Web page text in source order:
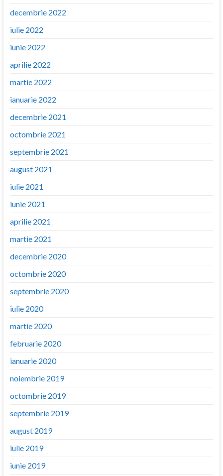
decembrie 2022
iulie 2022
iunie 2022
aprilie 2022
martie 2022
ianuarie 2022
decembrie 2021
octombrie 2021
septembrie 2021
august 2021
iulie 2021
iunie 2021
aprilie 2021
martie 2021
decembrie 2020
octombrie 2020
septembrie 2020
iulie 2020
martie 2020
februarie 2020
ianuarie 2020
noiembrie 2019
octombrie 2019
septembrie 2019
august 2019
iulie 2019
iunie 2019